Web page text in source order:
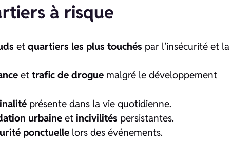
à risque
et quartiers les plus touchés par l’insécurité et la
et trafic de drogue malgré le développement
présente dans la vie quotidienne.
urbaine et incivilités persistantes.
ponctuelle lors des événements.